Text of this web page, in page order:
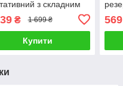
з складним
потік води
₴ 1 699 ₴
Купити
569